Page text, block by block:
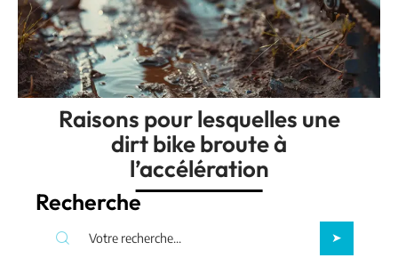
Raisons pour lesquelles une
dirt bike broute à
l’accélération
Recherche